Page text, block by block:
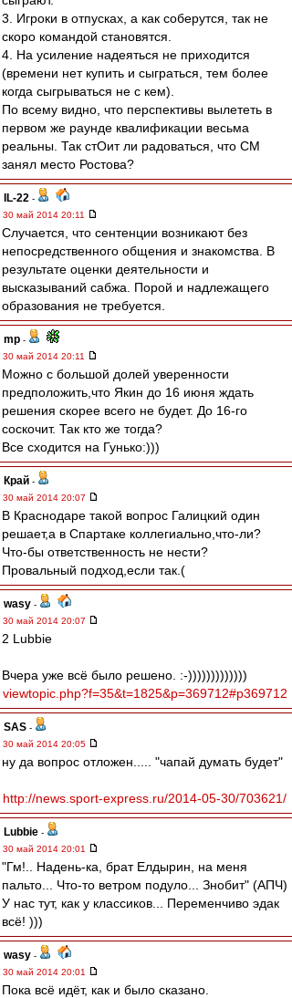
3. Игроки в отпусках, а как соберутся, так не
скоро командой становятся.
4. На усиление надеяться не приходится
(времени нет купить и сыграться, тем более
когда сыгрываться не с кем).
По всему видно, что перспективы вылететь в
первом же раунде квалификации весьма
реальны. Так стОит ли радоваться, что СМ
занял место Ростова?
IL-22 -
30 май 2014 20:11
Случается, что сентенции возникают без
непосредственного общения и знакомства. В
результате оценки деятельности и
высказываний сабжа. Порой и надлежащего
образования не требуется.
mp -
30 май 2014 20:11
Можно с большой долей уверенности
предположить,что Якин до 16 июня ждать
решения скорее всего не будет. До 16-го
соскочит. Так кто же тогда?
Все сходится на Гунько:)))
Край -
30 май 2014 20:07
В Краснодаре такой вопрос Галицкий один
решает,а в Спартаке коллегиально,что-ли?
Что-бы ответственность не нести?
Провальный подход,если так.(
wasy -
30 май 2014 20:07
2 Lubbie
Вчера уже всё было решено. :-)))))))))))))
viewtopic.php?f=35&t=1825&p=369712#p369712
SAS -
30 май 2014 20:05
ну да вопрос отложен..... "чапай думать будет"
http://news.sport-express.ru/2014-05-30/703621/
Lubbie -
30 май 2014 20:01
"Гм!.. Надень-ка, брат Елдырин, на меня
пальто... Что-то ветром подуло... Знобит" (АПЧ)
У нас тут, как у классиков... Переменчиво эдак
всё! )))
wasy -
30 май 2014 20:01
Пока всё идёт, как и было сказано.